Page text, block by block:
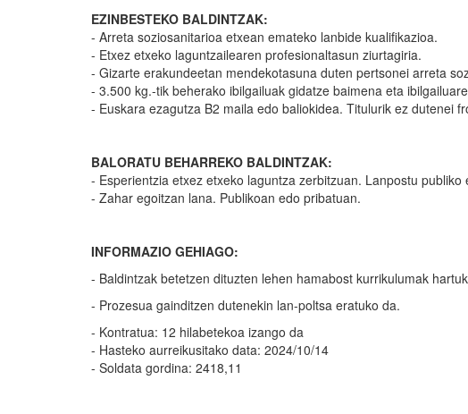
EZINBESTEKO BALDINTZAK:
- Arreta soziosanitarioa etxean emateko lanbide kualifikazioa.
- Etxez etxeko laguntzailearen profesionaltasun ziurtagiria.
- Gizarte erakundeetan mendekotasuna duten pertsonei arreta
- 3.500 kg.-tik beherako ibilgailuak gidatze baimena eta
- Euskara ezagutza B2 maila edo baliokidea. Titulurik ez dutenei
BALORATU BEHARREKO BALDINTZAK:
- Esperientzia etxez etxeko laguntza zerbitzuan. Lanpostu publiko
- Zahar egoitzan lana. Publikoan edo pribatuan.
INFORMAZIO GEHIAGO:
- Baldintzak betetzen dituzten lehen hamabost kurrikulumak
- Prozesua gainditzen dutenekin lan-poltsa eratuko da.
- Kontratua: 12 hilabetekoa izango da
- Hasteko aurreikusitako data: 2024/10/14
- Soldata gordina: 2418,11